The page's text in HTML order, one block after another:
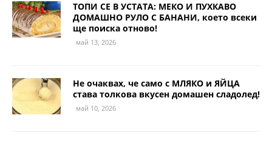
ТОПИ СЕ В УСТАТА: МЕКО И ПУХКАВО
ДОМАШНО РУЛО С БАНАНИ, което всеки
ще поиска отново!
май 13, 2026
Не очаквах, че само с МЛЯКО и ЯЙЦА
става толкова вкусен домашен сладолед!
май 10, 2026